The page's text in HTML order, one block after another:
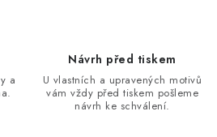
a
Návrh před tiskem
U vlastních a upravených motivů
vám vždy před tiskem pošleme
návrh ke schválení.